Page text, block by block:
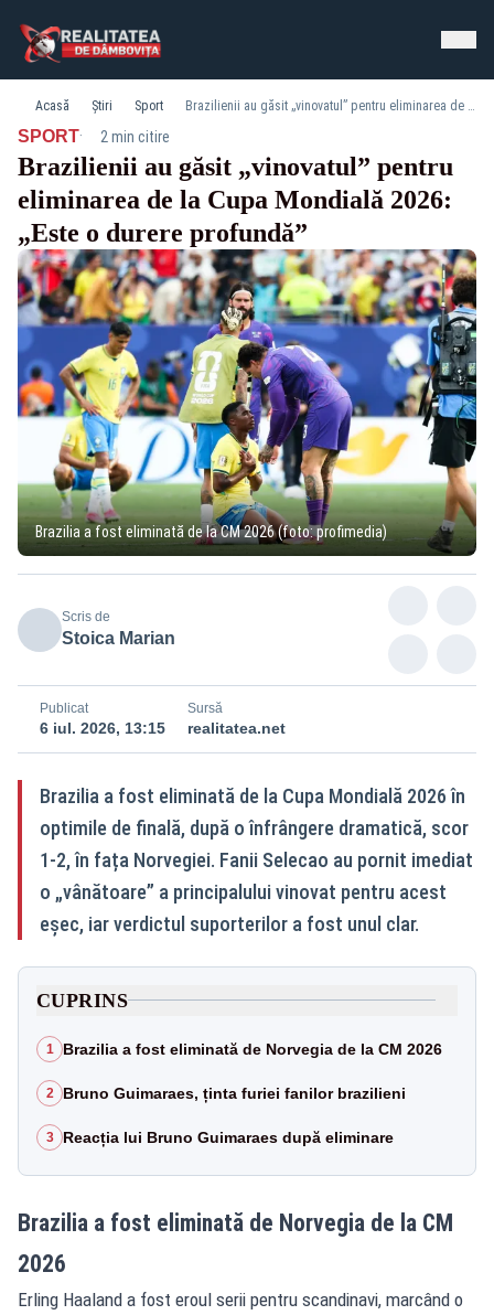
Acasă Știri Sport Brazilienii au găsit „vinovatul” pentru eliminarea de la Cupa Mondială 2026: „Este o durere profundă”
SPORT· 2 min citire
Brazilienii au găsit „vinovatul” pentru
eliminarea de la Cupa Mondială 2026:
„Este o durere profundă”
Brazilia a fost eliminată de la CM 2026 (foto: profimedia)
Scris de
Stoica Marian
Publicat
6 iul. 2026, 13:15
Sursă
realitatea.net
Brazilia a fost eliminată de la Cupa Mondială 2026 în
optimile de finală, după o înfrângere dramatică, scor
1-2, în fața Norvegiei. Fanii Selecao au pornit imediat
o „vânătoare” a principalului vinovat pentru acest
eșec, iar verdictul suporterilor a fost unul clar.
CUPRINS
1 Brazilia a fost eliminată de Norvegia de la CM 2026
2 Bruno Guimaraes, ținta furiei fanilor brazilieni
3 Reacția lui Bruno Guimaraes după eliminare
Brazilia a fost eliminată de Norvegia de la CM
2026
Erling Haaland a fost eroul serii pentru scandinavi, marcând o